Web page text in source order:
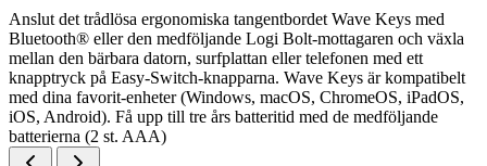
Anslut det trådlösa ergonomiska tangentbordet Wave Keys med
Bluetooth® eller den medföljande Logi Bolt-mottagaren och växla
mellan den bärbara datorn, surfplattan eller telefonen med ett
knapptryck på Easy-Switch-knapparna. Wave Keys är kompatibelt
med dina favorit-enheter (Windows, macOS, ChromeOS, iPadOS,
iOS, Android). Få upp till tre års batteritid med de medföljande
batterierna (2 st. AAA)